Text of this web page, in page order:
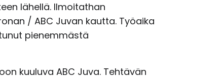
lähellä. Ilmoitathan
/ ABC Juvan kautta. Työaika
pienemmästä
kuuluva ABC Juva. Tehtävän